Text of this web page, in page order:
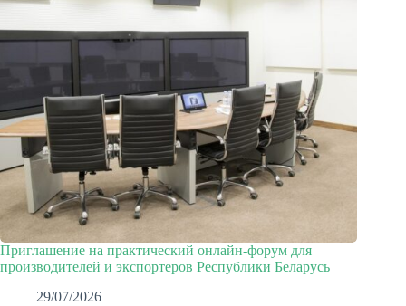
Приглашение на практический онлайн-форум для
производителей и экспортеров Республики Беларусь
29/07/2026